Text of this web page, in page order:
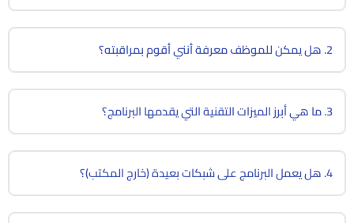
2. هل يمكن للموظف معرفة أنني أقوم بمراقبته؟
3. ما هي أبرز الميزات التقنية التي يقدمها البرنامج؟
4. هل يعمل البرنامج على شبكات بعيدة (خارج المكتب)؟